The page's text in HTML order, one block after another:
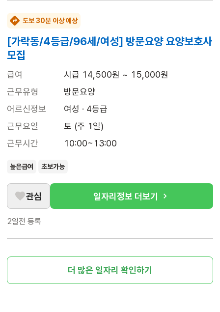
도보 30분 이상 예상
[가락동/4등급/96세/여성] 방문요양 요양보호사
모집
급여
시급 14,500원 ~ 15,000원
근무유형
방문요양
어르신정보
여성 · 4등급
근무요일
토 (주 1일)
근무시간
10:00~13:00
높은급여 초보가능
관심 일자리정보 더보기
2일전 등록
더 많은 일자리 확인하기